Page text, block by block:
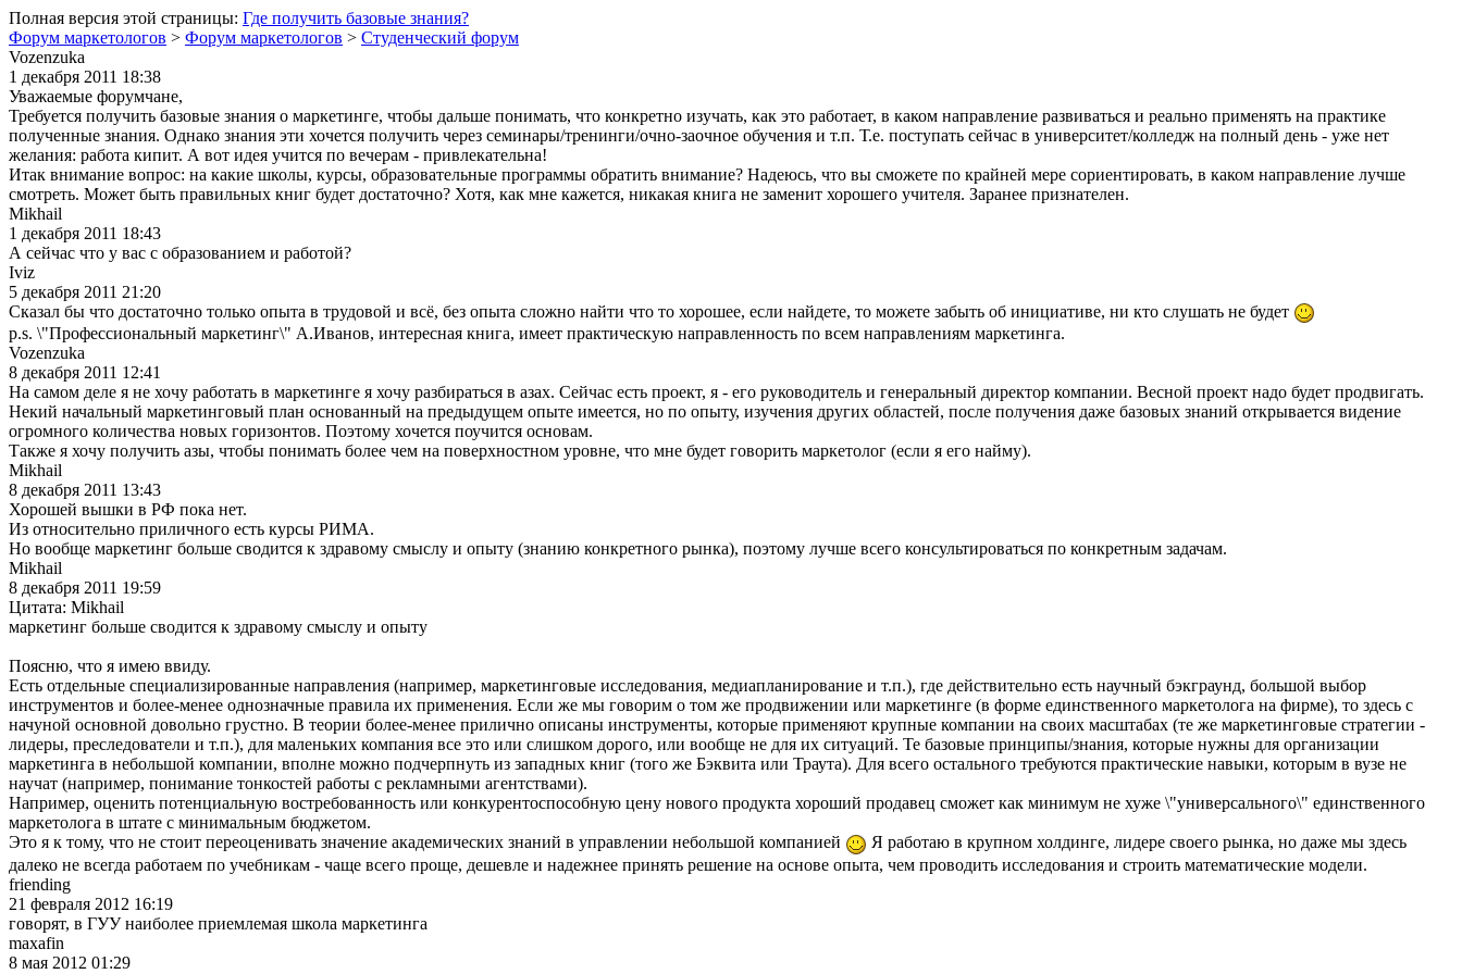
Полная версия этой страницы: Где получить базовые знания?
Форум маркетологов > Форум маркетологов > Студенческий форум
Vozenzuka
1 декабря 2011 18:38
Уважаемые форумчане,
Требуется получить базовые знания о маркетинге, чтобы дальше понимать, что конкретно изучать, как это работает, в каком направление развиваться и реально применять на практике
полученные знания. Однако знания эти хочется получить через семинары/тренинги/очно-заочное обучения и т.п. Т.е. поступать сейчас в университет/колледж на полный день - уже нет
желания: работа кипит. А вот идея учится по вечерам - привлекательна!
Итак внимание вопрос: на какие школы, курсы, образовательные программы обратить внимание? Надеюсь, что вы сможете по крайней мере сориентировать, в каком направление лучше
смотреть. Может быть правильных книг будет достаточно? Хотя, как мне кажется, никакая книга не заменит хорошего учителя. Заранее признателен.
Mikhail
1 декабря 2011 18:43
А сейчас что у вас с образованием и работой?
Iviz
5 декабря 2011 21:20
Сказал бы что достаточно только опыта в трудовой и всё, без опыта сложно найти что то хорошее, если найдете, то можете забыть об инициативе, ни кто слушать не будет
p.s. \"Профессиональный маркетинг\" А.Иванов, интересная книга, имеет практическую направленность по всем направлениям маркетинга.
Vozenzuka
8 декабря 2011 12:41
На самом деле я не хочу работать в маркетинге я хочу разбираться в азах. Сейчас есть проект, я - его руководитель и генеральный директор компании. Весной проект надо будет продвигать.
Некий начальный маркетинговый план основанный на предыдущем опыте имеется, но по опыту, изучения других областей, после получения даже базовых знаний открывается видение
огромного количества новых горизонтов. Поэтому хочется поучится основам.
Также я хочу получить азы, чтобы понимать более чем на поверхностном уровне, что мне будет говорить маркетолог (если я его найму).
Mikhail
8 декабря 2011 13:43
Хорошей вышки в РФ пока нет.
Из относительно приличного есть курсы РИМА.
Но вообще маркетинг больше сводится к здравому смыслу и опыту (знанию конкретного рынка), поэтому лучше всего консультироваться по конкретным задачам.
Mikhail
8 декабря 2011 19:59
Цитата: Mikhail
маркетинг больше сводится к здравому смыслу и опыту
Поясню, что я имею ввиду.
Есть отдельные специализированные направления (например, маркетинговые исследования, медиапланирование и т.п.), где действительно есть научный бэкграунд, большой выбор
инструментов и более-менее однозначные правила их применения. Если же мы говорим о том же продвижении или маркетинге (в форме единственного маркетолога на фирме), то здесь с
начуной основной довольно грустно. В теории более-менее прилично описаны инструменты, которые применяют крупные компании на своих масштабах (те же маркетинговые стратегии -
лидеры, преследователи и т.п.), для маленьких компания все это или слишком дорого, или вообще не для их ситуаций. Те базовые принципы/знания, которые нужны для организации
маркетинга в небольшой компании, вполне можно подчерпнуть из западных книг (того же Бэквита или Траута). Для всего остального требуются практические навыки, которым в вузе не
научат (например, понимание тонкостей работы с рекламными агентствами).
Например, оценить потенциальную востребованность или конкурентоспособную цену нового продукта хороший продавец сможет как минимум не хуже \"универсального\" единственного
маркетолога в штате с минимальным бюджетом.
Это я к тому, что не стоит переоценивать значение академических знаний в управлении небольшой компанией
Я работаю в крупном холдинге, лидере своего рынка, но даже мы здесь
далеко не всегда работаем по учебникам - чаще всего проще, дешевле и надежнее принять решение на основе опыта, чем проводить исследования и строить математические модели.
friending
21 февраля 2012 16:19
говорят, в ГУУ наиболее приемлемая школа маркетинга
maxafin
8 мая 2012 01:29